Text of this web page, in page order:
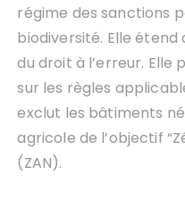
régime des sanctions
biodiversité. Elle
du droit à l’erreur.
sur les règles
exclut les bâtiments
agricole de l’objectif
(ZAN).